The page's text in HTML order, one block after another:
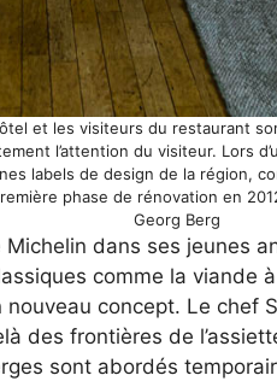
et les visiteurs du restaurant
l’attention du visiteur. Lors
labels de design de la région,
phase de rénovation en
Georg Berg
dans ses jeunes
comme la
concept. Le chef
des frontières de
sont abordés